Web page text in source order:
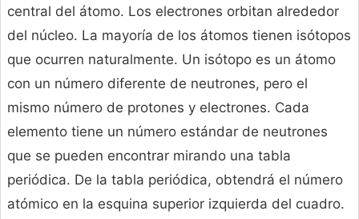
central del átomo. Los electrones orbitan alrededor
del núcleo. La mayoría de los átomos tienen isótopos
que ocurren naturalmente. Un isótopo es un átomo
con un número diferente de neutrones, pero el
mismo número de protones y electrones. Cada
elemento tiene un número estándar de neutrones
que se pueden encontrar mirando una tabla
periódica. De la tabla periódica, obtendrá el número
atómico en la esquina superior izquierda del cuadro.